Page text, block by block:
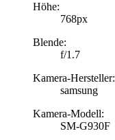
Höhe:
768px
Blende:
f/1.7
Kamera-Hersteller:
samsung
Kamera-Modell:
SM-G930F